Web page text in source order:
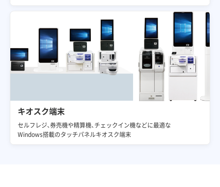
キオスク端末
セルフレジ、券売機や精算機、チェックイン機などに最適な
Windows搭載のタッチパネルキオスク端末